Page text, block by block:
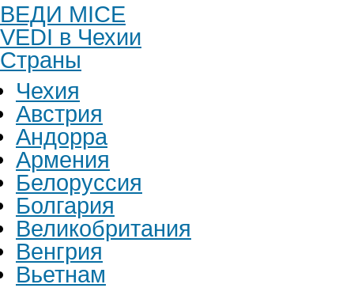
ВЕДИ MICE
VEDI в Чехии
Страны
Чехия
Австрия
Андорра
Армения
Белоруссия
Болгария
Великобритания
Венгрия
Вьетнам